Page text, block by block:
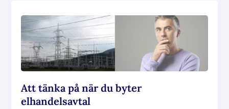
Att tänka på när du byter
elhandelsavtal